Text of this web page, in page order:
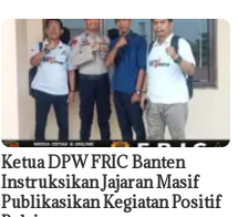
Ketua DPW FRIC Banten
Instruksikan Jajaran Masif
Publikasikan Kegiatan Positif